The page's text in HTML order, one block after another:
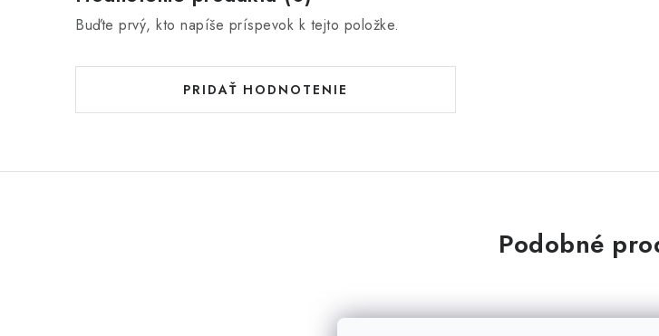
Buďte prvý, kto napíše príspevok k tejto položke.
PRIDAŤ HODNOTENIE
Podobné